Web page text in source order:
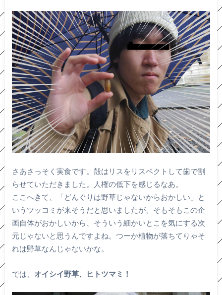
さあさっそく実食です。殻はリスをリスペクトして歯で割
らせていただきました。人権の低下を感じるなあ。
ここへきて、「どんぐりは野草じゃないからおかしい」と
いうツッコミが来そうだと思いましたが、そもそもこの企
画自体がおかしいから、そういう細かいとこを気にする次
元じゃないと思うんですよね。つーか植物が落ちてりゃそ
れは野草なんじゃないかな。
では、 オイシイ野草、ヒトツマミ！